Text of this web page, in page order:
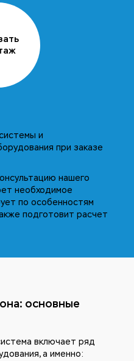
и
при заказе
нашего
необходимое
по особенностям
подготовит расчет
основные
включает ряд
а именно: